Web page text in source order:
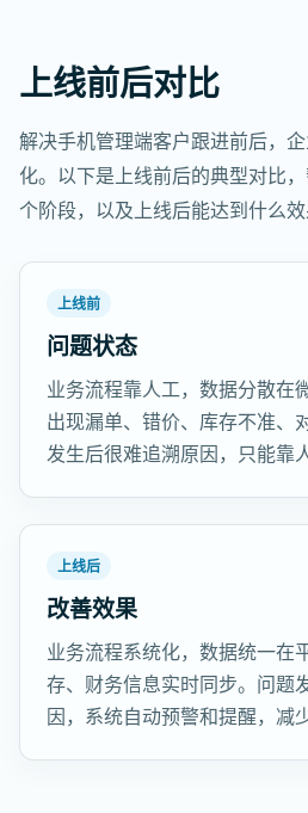
上线前后对比
解决手机管理端客户跟进前后，
化。以下是上线前后的典型对比
个阶段，以及上线后能达到什么效
上线前
问题状态
业务流程靠人工，数据分散在
出现漏单、错价、库存不准、
发生后很难追溯原因，只能靠
上线后
改善效果
业务流程系统化，数据统一在
存、财务信息实时同步。问题
因，系统自动预警和提醒，减